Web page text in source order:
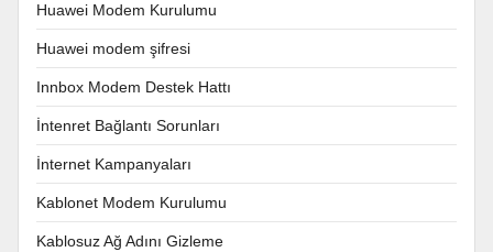
Huawei Modem Kurulumu
Huawei modem şifresi
Innbox Modem Destek Hattı
İntenret Bağlantı Sorunları
İnternet Kampanyaları
Kablonet Modem Kurulumu
Kablosuz Ağ Adını Gizleme